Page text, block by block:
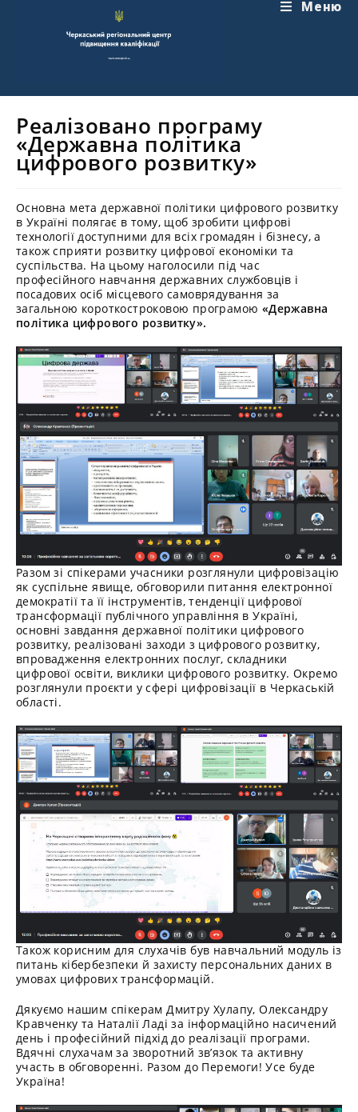
Меню
Реалізовано програму
«Державна політика
цифрового розвитку»
Основна мета державної політики цифрового розвитку
в Україні полягає в тому, щоб зробити цифрові
технології доступними для всіх громадян і бізнесу, а
також сприяти розвитку цифрової економіки та
суспільства. На цьому наголосили під час
професійного навчання державних службовців і
посадових осіб місцевого самоврядування за
загальною короткостроковою програмою «Державна
політика цифрового розвитку».
Разом зі спікерами учасники розглянули цифровізацію
як суспільне явище, обговорили питання електронної
демократії та її інструментів, тенденції цифрової
трансформації публічного управління в Україні,
основні завдання державної політики цифрового
розвитку, реалізовані заходи з цифрового розвитку,
впровадження електронних послуг, складники
цифрової освіти, виклики цифрового розвитку. Окремо
розглянули проєкти у сфері цифровізації в Черкаській
області.
Також корисним для слухачів був навчальний модуль із
питань кібербезпеки й захисту персональних даних в
умовах цифрових трансформацій.
Дякуємо нашим спікерам Дмитру Хулапу, Олександру
Кравченку та Наталії Ладі за інформаційно насичений
день і професійний підхід до реалізації програми.
Вдячні слухачам за зворотний зв’язок та активну
участь в обговоренні. Разом до Перемоги! Усе буде
Україна!